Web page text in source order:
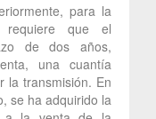
para la
que el
de dos años,
una cuantía
la transmisión. En
se ha adquirido la